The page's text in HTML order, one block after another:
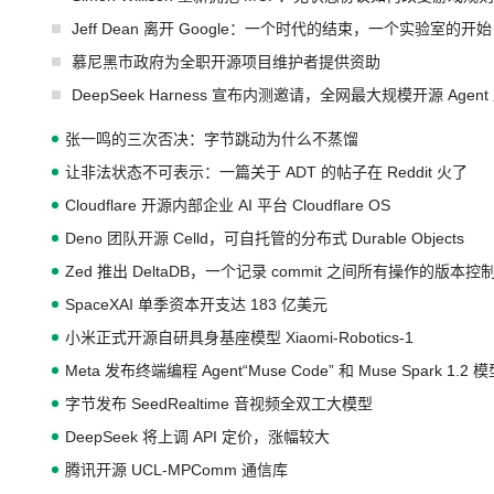
Jeff Dean 离开 Google：一个时代的结束，一个实验室的开始
慕尼黑市政府为全职开源项目维护者提供资助
DeepSeek Harness 宣布内测邀请，全网最大规模开源 Agent
张一鸣的三次否决：字节跳动为什么不蒸馏
让非法状态不可表示：一篇关于 ADT 的帖子在 Reddit 火了
Cloudflare 开源内部企业 AI 平台 Cloudflare OS
Deno 团队开源 Celld，可自托管的分布式 Durable Objects
Zed 推出 DeltaDB，一个记录 commit 之间所有操作的版本控
SpaceXAI 单季资本开支达 183 亿美元
小米正式开源自研具身基座模型 Xiaomi-Robotics-1
Meta 发布终端编程 Agent“Muse Code” 和 Muse Spark 1.2 模
字节发布 SeedRealtime 音视频全双工大模型
DeepSeek 将上调 API 定价，涨幅较大
腾讯开源 UCL-MPComm 通信库